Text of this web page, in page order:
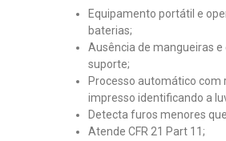
Equipamento portátil e
baterias;
Ausência de mangueiras e
suporte;
Processo automático com
impresso identificando a
Detecta furos menores
Atende CFR 21 Part 11;​